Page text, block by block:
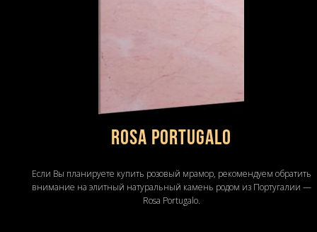
Rosa Portugalo
Если Вы планируете купить розовый мрамор, рекомендуем обратить
внимание на элитный натуральный камень родом из Португалии —
Rosa Portugalo.